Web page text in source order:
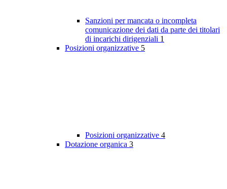
Sanzioni per mancata o incompleta
comunicazione dei dati da parte dei titolari
di incarichi dirigenziali 1
Posizioni organizzative 5
Posizioni organizzative 4
Dotazione organica 3